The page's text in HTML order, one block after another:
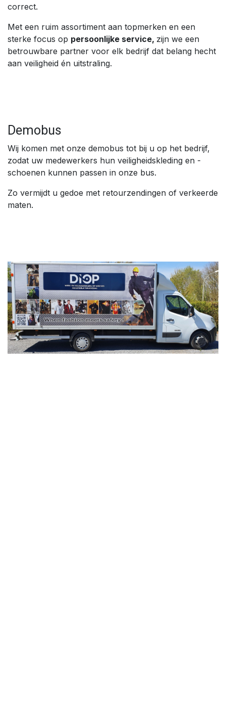
correct.
Met een ruim assortiment aan topmerken en een
sterke focus op persoonlijke service, zijn we een
betrouwbare partner voor elk bedrijf dat belang hecht
aan veiligheid én uitstraling.
Demobus
Wij komen met onze demobus tot bij u op het bedrijf,
zodat uw medewerkers hun veiligheidskleding en -
schoenen kunnen passen in onze bus.
Zo vermijdt u gedoe met retourzendingen of verkeerde
maten.